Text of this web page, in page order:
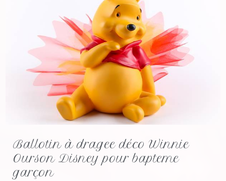
Ballotin à dragee déco Winnie
Ourson Disney pour bapteme
garçon